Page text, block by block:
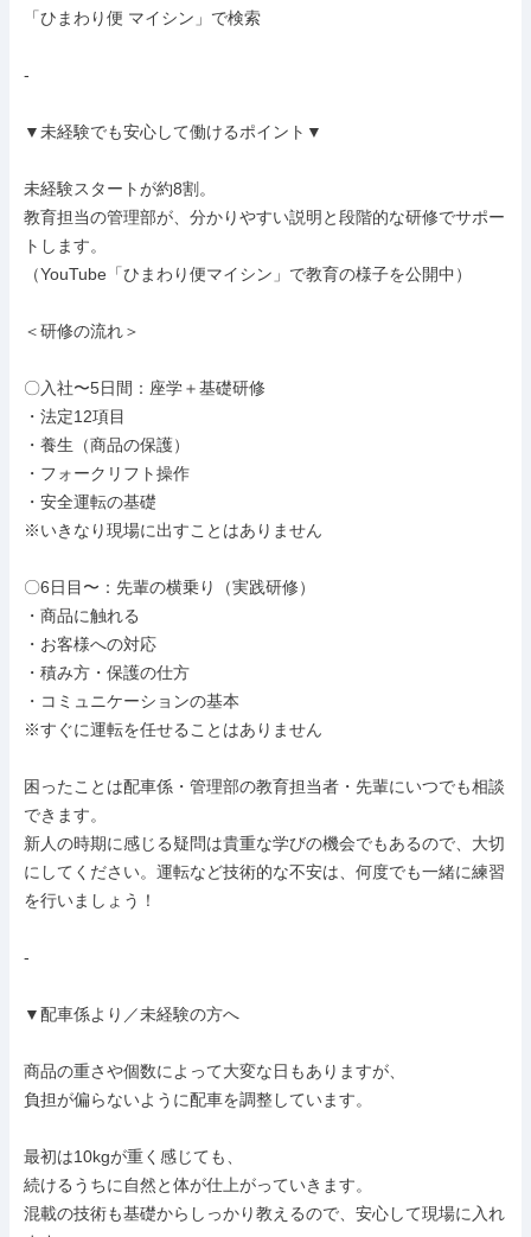
「ひまわり便 マイシン」で検索
-
▼未経験でも安心して働けるポイント▼
未経験スタートが約8割。
教育担当の管理部が、分かりやすい説明と段階的な研修でサポー
トします。
（YouTube「ひまわり便マイシン」で教育の様子を公開中）
＜研修の流れ＞
〇入社〜5日間：座学＋基礎研修
・法定12項目
・養生（商品の保護）
・フォークリフト操作
・安全運転の基礎
※いきなり現場に出すことはありません
〇6日目〜：先輩の横乗り（実践研修）
・商品に触れる
・お客様への対応
・積み方・保護の仕方
・コミュニケーションの基本
※すぐに運転を任せることはありません
困ったことは配車係・管理部の教育担当者・先輩にいつでも相談
できます。
新人の時期に感じる疑問は貴重な学びの機会でもあるので、大切
にしてください。運転など技術的な不安は、何度でも一緒に練習
を行いましょう！
-
▼配車係より／未経験の方へ
商品の重さや個数によって大変な日もありますが、
負担が偏らないように配車を調整しています。
最初は10kgが重く感じても、
続けるうちに自然と体が仕上がっていきます。
混載の技術も基礎からしっかり教えるので、安心して現場に入れ